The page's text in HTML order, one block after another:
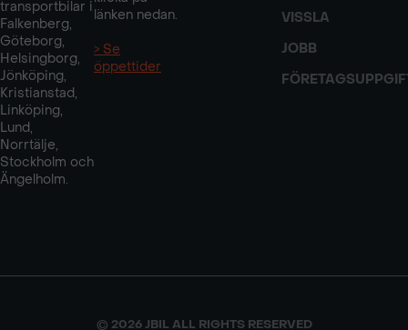
transportbilar i
Falkenberg,
Göteborg,
Helsingborg,
Jönköping,
Kristianstad,
Linköping,
Lund,
Norrtälje,
Stockholm och
Ängelholm.
länken nedan.
> Se
öppettider
VISSLA
JOBB
© 2026 JBIL ALL RIGHTS RESERVED